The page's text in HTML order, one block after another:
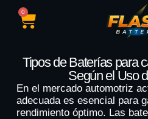
0
Tipos de Baterías para
Según el Uso
En el mercado automotriz
adecuada es esencial para
rendimiento óptimo. Las